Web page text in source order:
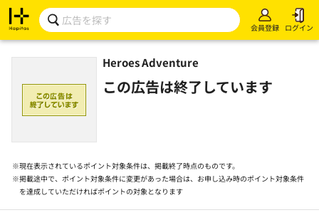
会員登録 ログイン
Heroes Adventure
この広告は終了しています
※現在表示されているポイント対象条件は、掲載終了時点のものです。
※掲載途中で、ポイント対象条件に変更があった場合は、お申し込み時のポイント対象条件
を達成していただければポイントの対象となります